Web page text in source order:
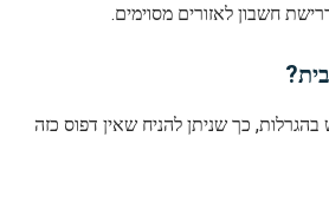
חשבון לאזורים מסוימים.
כך שניתן להניח שאין דפוס כזה